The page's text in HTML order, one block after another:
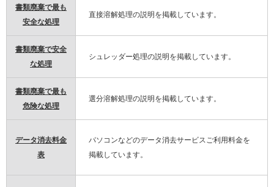
書類廃棄で最も
安全な処理
直接溶解処理の説明を掲載しています。
書類廃棄で安全
な処理
シュレッダー処理の説明を掲載しています。
書類廃棄で最も
危険な処理
選分溶解処理の説明を掲載しています。
データ消去料金
表
パソコンなどのデータ消去サービスご利用料金を
掲載しています。